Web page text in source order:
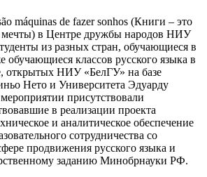
máquinas de fazer sonhos (Книги – это
в Центре дружбы народов НИУ
из разных стран, обучающиеся в
обучающиеся классов русского языка в
открытых НИУ «БелГУ» на базе
Нето и Университета Эдуарду
присутствовали
в реализации проекта
и аналитическое обеспечение
сотрудничества со
продвижения русского языка и
заданию Минобрнауки РФ.